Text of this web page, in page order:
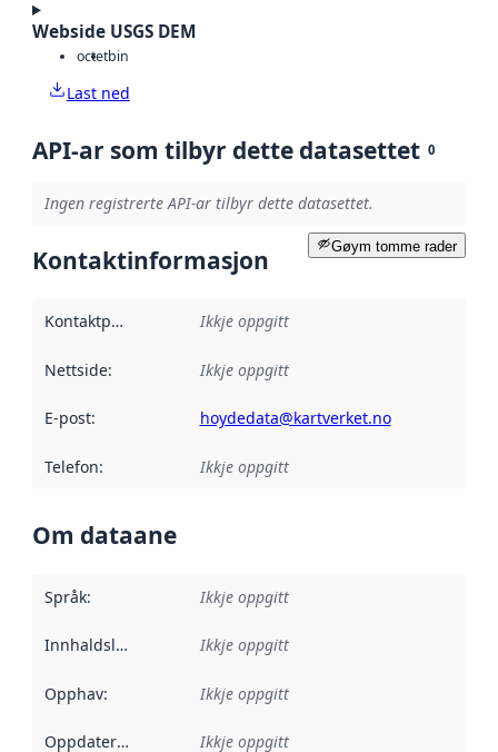
Webside USGS DEM
octetbin
Last ned
API-ar som tilbyr dette datasettet 0
Ingen registrerte API-ar tilbyr dette datasettet.
Gøym tomme rader
Kontaktinformasjon
Kontaktpunkt Ikkje oppgitt
Nettside: Ikkje oppgitt
E-post: hoydedata@kartverket.no
Telefon: Ikkje oppgitt
Om dataane
Språk: Ikkje oppgitt
Innhaldsleverandørar :
Ikkje oppgitt
Opphav: Ikkje oppgitt
Oppdateringsfrekvens :
Ikkje oppgitt